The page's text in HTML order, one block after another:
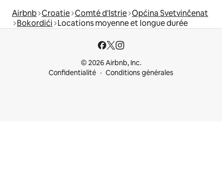
Airbnb Croatie Comté d'Istrie Općina Svetvinčenat
Bokordići Locations moyenne et longue durée
© 2026 Airbnb, Inc.
Confidentialité
Conditions générales